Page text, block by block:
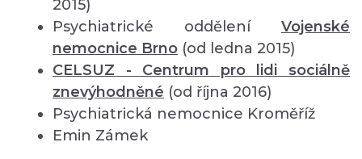
2015)
Psychiatrické oddělení Vojenské
nemocnice Brno (od ledna 2015)
CELSUZ - Centrum pro lidi sociálně
znevýhodněné (od října 2016)
Psychiatrická nemocnice Kroměříž
Emin Zámek